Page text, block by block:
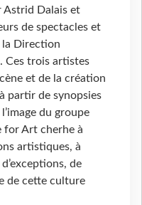
Astrid Dalais et
de spectacles et
la Direction
Ces trois artistes
et de la création
partir de synopsies
du groupe
for Art cherhe à
artistiques, à
de
de cette culture